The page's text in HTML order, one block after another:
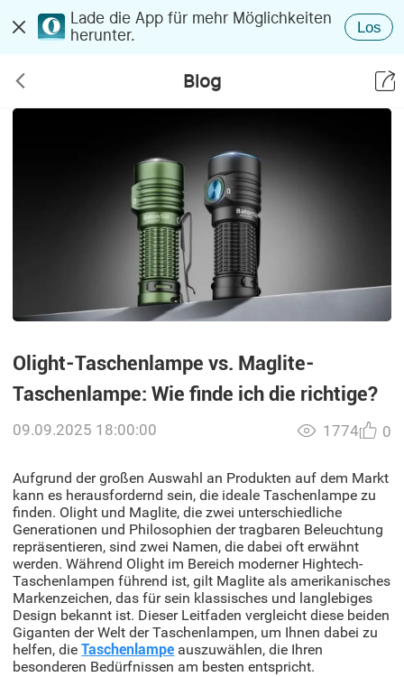
Lade die App für mehr Möglichkeiten
herunter.
Los
Blog
Olight-Taschenlampe vs. Maglite-
Taschenlampe: Wie finde ich die richtige?
09.09.2025 18:00:00 1774 0
Aufgrund der großen Auswahl an Produkten auf dem Markt
kann es herausfordernd sein, die ideale Taschenlampe zu
finden. Olight und Maglite, die zwei unterschiedliche
Generationen und Philosophien der tragbaren Beleuchtung
repräsentieren, sind zwei Namen, die dabei oft erwähnt
werden. Während Olight im Bereich moderner Hightech-
Taschenlampen führend ist, gilt Maglite als amerikanisches
Markenzeichen, das für sein klassisches und langlebiges
Design bekannt ist. Dieser Leitfaden vergleicht diese beiden
Giganten der Welt der Taschenlampen, um Ihnen dabei zu
helfen, dieTaschenlampe auszuwählen, die Ihren
besonderen Bedürfnissen am besten entspricht.